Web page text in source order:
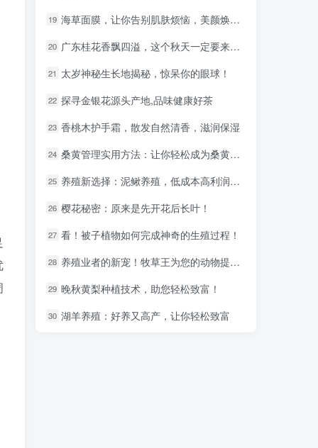
19 海草面膜，让你告别肌肤烦恼，美颜焕肤！
20 广东桂花香飘四溢，这个秋天一定要来一次桂花之旅！
21 太岁神秘生长地揭秘，惊呆你的眼球！
22 探寻金银花源头产地,品味健康好茶
23 香桃木护手霜，散发自然清香，滋润保湿
24 桑黄管理实用方法：让你轻松成为桑黄种植高手
25 养殖新选择：泥鳅养殖，低成本高利润的致富秘诀！
26 樱花秘密：原来是先开花后长叶！
27 看！被子植物如何完成神奇的生殖过程！
28 养殖业者的新宠！牧草王为您的动物提供最佳营养！
29 晚秋黄梨种植技术，助您轻松致富！
30 湖羊养殖：好养又高产，让你轻松致富
19 海草面膜，让你告别肌肤烦恼，美颜焕肤！
20 广东桂花香飘四溢，这个秋天一定要来一次桂花之旅！
21 太岁神秘生长地揭秘，惊呆你的眼球！
22 探寻金银花源头产地,品味健康好茶
23 香桃木护手霜，散发自然清香，滋润保湿
24 桑黄管理实用方法：让你轻松成为桑黄种植高手
25 养殖新选择：泥鳅养殖，低成本高利润的致富秘诀！
26 樱花秘密：原来是先开花后长叶！
27 看！被子植物如何完成神奇的生殖过程！
28 养殖业者的新宠！牧草王为您的动物提供最佳营养！
29 晚秋黄梨种植技术，助您轻松致富！
30 湖羊养殖：好养又高产，让你轻松致富